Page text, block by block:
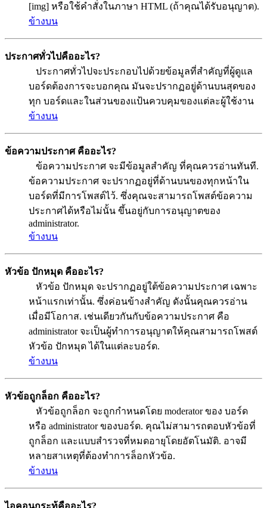
[img] หรือใช้คำสั่งในภาษา HTML (ถ้าคุณได้รับอนุญาต).
ข้างบน
ประกาศทั่วไปคืออะไร?
ประกาศทั่วไปจะประกอบไปด้วยข้อมูลที่สำคัญที่ผู้ดูแล
บอร์ดต้องการจะบอกคุณ มันจะปรากฏอยู่ด้านบนสุดของ
ทุก บอร์ดและในส่วนของแป้นควบคุมของแต่ละผู้ใช้งาน
ข้างบน
ข้อความประกาศ คืออะไร?
ข้อความประกาศ จะมีข้อมูลสำคัญ ที่คุณควรอ่านทันที.
ข้อความประกาศ จะปรากฏอยู่ที่ด้านบนของทุกหน้าใน
บอร์ดที่มีการโพสต์ไว้. ซึ่งคุณจะสามารถโพสต์ข้อความ
ประกาศได้หรือไม่นั้น ขึ้นอยู่กับการอนุญาตของ
administrator.
ข้างบน
หัวข้อ ปักหมุด คืออะไร?
หัวข้อ ปักหมุด จะปรากฏอยู่ใต้ข้อความประกาศ เฉพาะ
หน้าแรกเท่านั้น. ซึ่งค่อนข้างสำคัญ ดังนั้นคุณควรอ่าน
เมื่อมีโอกาส. เช่นเดียวกันกับข้อความประกาศ คือ
administrator จะเป็นผู้ทำการอนุญาตให้คุณสามารถโพสต์
หัวข้อ ปักหมุด ได้ในแต่ละบอร์ด.
ข้างบน
หัวข้อถูกล็อก คืออะไร?
หัวข้อถูกล็อก จะถูกกำหนดโดย moderator ของ บอร์ด
หรือ administrator ของบอร์ด. คุณไม่สามารถตอบหัวข้อที่
ถูกล็อก และแบบสำรวจที่หมดอายุโดยอัตโนมัติ. อาจมี
หลายสาเหตุที่ต้องทำการล็อกหัวข้อ.
ข้างบน
ไอคอนกระทู้คืออะไร?